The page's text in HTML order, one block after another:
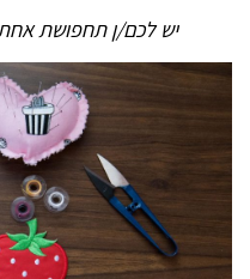
יש לכם/ן תחפושת